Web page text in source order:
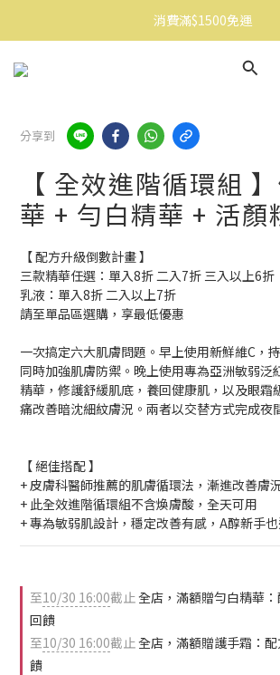
消費滿$1500免運
消費滿$1500免運
註冊會員享$100購物金
分享到
【 全效進階循環組
華 + 勻白精華 + 活顏
【 配方升級倒數計畫 】
三款精華任選：單入8折 二入7折 三入以上6折
乳液：單入8折 二入以上7折
請至單品區選購，享最低優惠
一次搞定六大肌膚問題。早上使用新鮮維C，
同時加強肌膚防禦。晚上使用專為亞洲敏弱泛
精華，修護舒緩肌底，養回健康肌，以及眼霜
痛改善暗沈細紋膚況。兩者以交替方式完成夜
【 絕佳搭配 】
+ 皮膚科醫師推薦的肌膚循環法，漸進改善膚
+ 此全效進階循環組不含煥膚酸，全天可用
+ 專為敏弱肌設計，穩定改善有感，A醇新手
至10/30 16:00截止全店，滿額贈勻白精華
回饋
至10/30 16:00截止全店，滿額贈護手霜：
饋